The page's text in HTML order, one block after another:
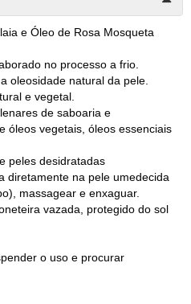
e Óleo de Rosa Mosqueta
no processo a frio.
oleosidade natural da pele.
e vegetal.
de saboaria e
óleos vegetais, óleos essenciais
peles desidratadas
diretamente na pele umedecida
massagear e enxaguar.
vazada, protegido do sol
o uso e procurar